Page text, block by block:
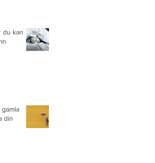
du kan
din